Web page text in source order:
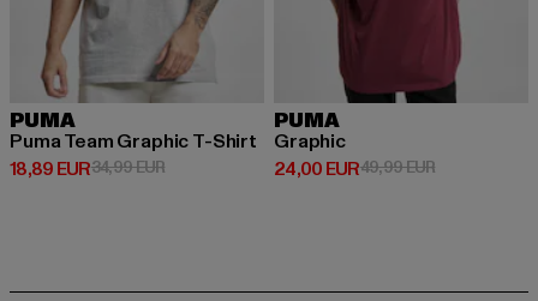
PUMA
Puma Team Graphic T-Shirt
18,89 EUR
Derzeitiger Preis: 18,89 EUR
34,99 EURAktionspreis: 34,99 EUR
PUMA
Graphic
24,00 EUR
Derzeitiger Preis: 24,00 EUR
49,99 EURAktionspreis: